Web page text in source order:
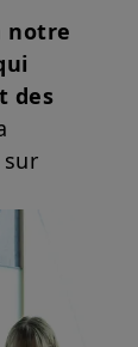
notre
des